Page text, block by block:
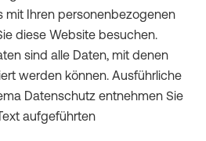
mit Ihren personenbezogenen
diese Website besuchen.
sind alle Daten, mit denen
werden können. Ausführliche
Datenschutz entnehmen Sie
aufgeführten